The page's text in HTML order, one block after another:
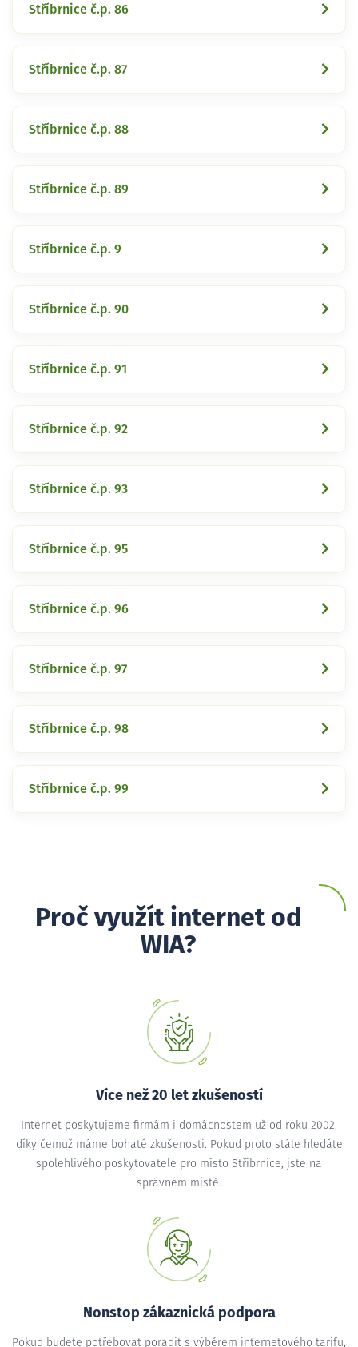
Stříbrnice č.p. 86
Stříbrnice č.p. 87
Stříbrnice č.p. 88
Stříbrnice č.p. 89
Stříbrnice č.p. 9
Stříbrnice č.p. 90
Stříbrnice č.p. 91
Stříbrnice č.p. 92
Stříbrnice č.p. 93
Stříbrnice č.p. 95
Stříbrnice č.p. 96
Stříbrnice č.p. 97
Stříbrnice č.p. 98
Stříbrnice č.p. 99
Proč využít internet od
WIA?
Více než 20 let zkušeností
Internet poskytujeme firmám i domácnostem už od roku 2002,
díky čemuž máme bohaté zkušenosti. Pokud proto stále hledáte
spolehlivého poskytovatele pro místo Stříbrnice, jste na
správném místě.
Nonstop zákaznická podpora
Pokud budete potřebovat poradit s výběrem internetového tarifu,